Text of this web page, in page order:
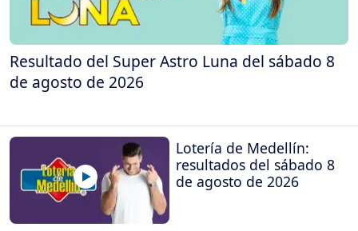
Resultado del Super Astro Luna del sábado 8
de agosto de 2026
Lotería de Medellín:
resultados del sábado 8
de agosto de 2026